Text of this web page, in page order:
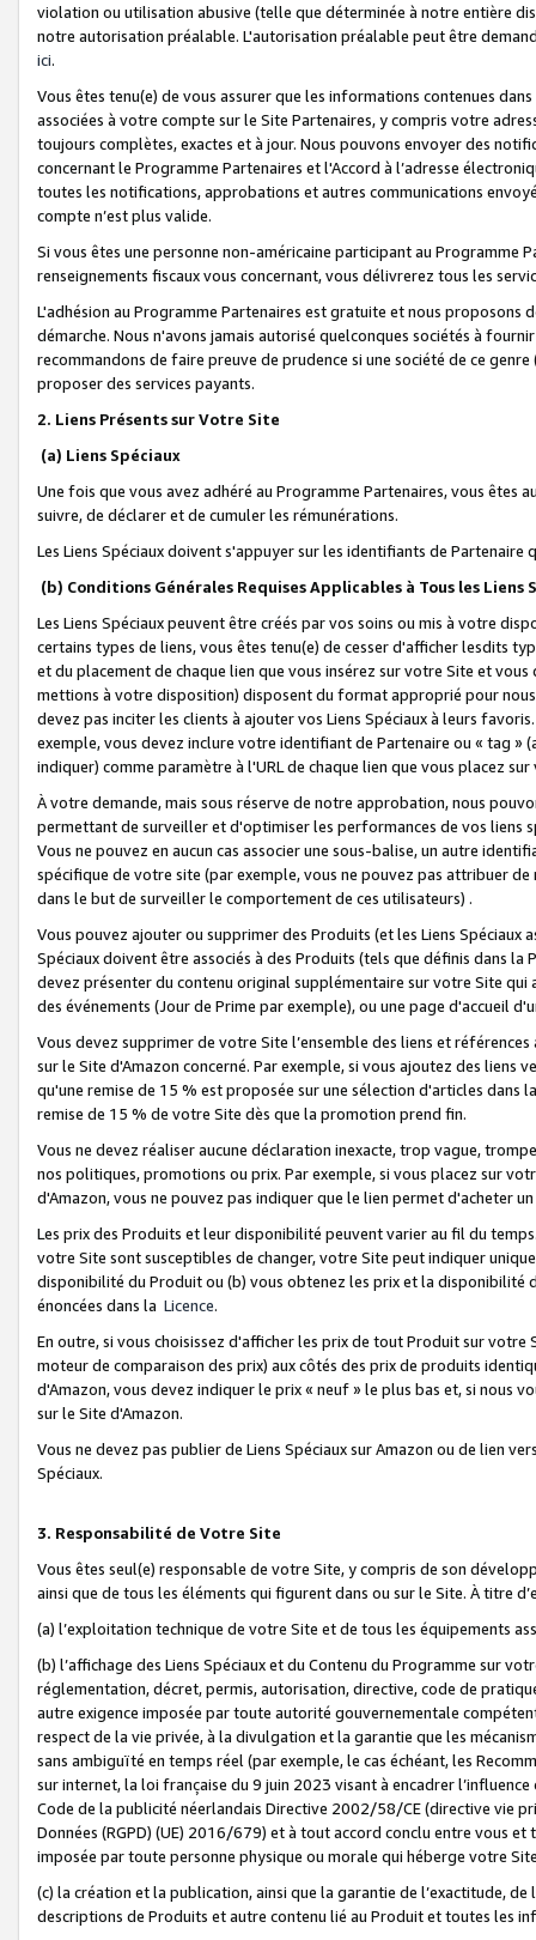
violation ou utilisation abusive (telle que déterminée à notre entière
notre autorisation préalable. L'autorisation préalable peut être
ici.
Vous êtes tenu(e) de vous assurer que les informations contenues
associées à votre compte sur le Site Partenaires, y compris votre
toujours complètes, exactes et à jour. Nous pouvons envoyer des
concernant le Programme Partenaires et l'Accord à l’adresse
toutes les notifications, approbations et autres communications
compte n’est plus valide.
Si vous êtes une personne non-américaine participant au
renseignements fiscaux vous concernant, vous délivrerez tous les
L'adhésion au Programme Partenaires est gratuite et nous proposons
démarche. Nous n'avons jamais autorisé quelconques sociétés à
recommandons de faire preuve de prudence si une société de ce
proposer des services payants.
2. Liens Présents sur Votre Site
(a) Liens Spéciaux
Une fois que vous avez adhéré au Programme Partenaires, vous êtes
suivre, de déclarer et de cumuler les rémunérations.
Les Liens Spéciaux doivent s'appuyer sur les identifiants de Partenaire
(b) Conditions Générales Requises Applicables à Tous les Liens
Les Liens Spéciaux peuvent être créés par vos soins ou mis à votre
certains types de liens, vous êtes tenu(e) de cesser d'afficher lesdits
et du placement de chaque lien que vous insérez sur votre Site et
mettions à votre disposition) disposent du format approprié pour
devez pas inciter les clients à ajouter vos Liens Spéciaux à leurs
exemple, vous devez inclure votre identifiant de Partenaire ou « tag
indiquer) comme paramètre à l'URL de chaque lien que vous placez
À votre demande, mais sous réserve de notre approbation, nous
permettant de surveiller et d'optimiser les performances de vos liens
Vous ne pouvez en aucun cas associer une sous-balise, un autre
spécifique de votre site (par exemple, vous ne pouvez pas attribuer
dans le but de surveiller le comportement de ces utilisateurs) .
Vous pouvez ajouter ou supprimer des Produits (et les Liens
Spéciaux doivent être associés à des Produits (tels que définis dans
devez présenter du contenu original supplémentaire sur votre Site qui
des événements (Jour de Prime par exemple), ou une page d'accueil
Vous devez supprimer de votre Site l’ensemble des liens et
sur le Site d'Amazon concerné. Par exemple, si vous ajoutez des
qu'une remise de 15 % est proposée sur une sélection d'articles
remise de 15 % de votre Site dès que la promotion prend fin.
Vous ne devez réaliser aucune déclaration inexacte, trop vague,
nos politiques, promotions ou prix. Par exemple, si vous placez sur
d'Amazon, vous ne pouvez pas indiquer que le lien permet d'acheter
Les prix des Produits et leur disponibilité peuvent varier au fil du
votre Site sont susceptibles de changer, votre Site peut indiquer
disponibilité du Produit ou (b) vous obtenez les prix et la disponibilité
énoncées dans la Licence.
En outre, si vous choisissez d'afficher les prix de tout Produit sur
moteur de comparaison des prix) aux côtés des prix de produits
d'Amazon, vous devez indiquer le prix « neuf » le plus bas et, si nous
sur le Site d'Amazon.
Vous ne devez pas publier de Liens Spéciaux sur Amazon ou de lien
Spéciaux.
3. Responsabilité de Votre Site
Vous êtes seul(e) responsable de votre Site, y compris de son
ainsi que de tous les éléments qui figurent dans ou sur le Site. À titre
(a) l’exploitation technique de votre Site et de tous les équipements
(b) l’affichage des Liens Spéciaux et du Contenu du Programme sur
réglementation, décret, permis, autorisation, directive, code de
autre exigence imposée par toute autorité gouvernementale
respect de la vie privée, à la divulgation et la garantie que les
sans ambiguïté en temps réel (par exemple, le cas échéant, les
sur internet, la loi française du 9 juin 2023 visant à encadrer
Code de la publicité néerlandais Directive 2002/58/CE (directive vie
Données (RGPD) (UE) 2016/679) et à tout accord conclu entre vous
imposée par toute personne physique ou morale qui héberge votre
(c) la création et la publication, ainsi que la garantie de l’exactitude,
descriptions de Produits et autre contenu lié au Produit et toutes les